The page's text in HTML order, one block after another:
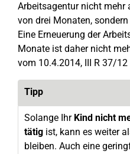
Arbeitsagentur nicht
von drei Monaten,
Eine Erneuerung der
Monate ist daher nicht
vom 10.4.2014, III R 37/
Tipp
Solange IhrKind nicht
tätig ist, kann es weiter
bleiben. Auch eine